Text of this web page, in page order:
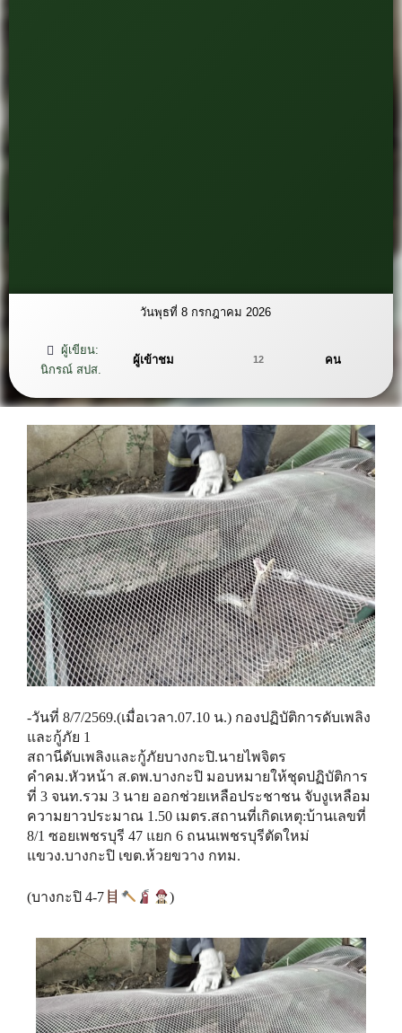
วันพุธที่ 8 กรกฎาคม 2026
ผู้เขียน:
นิกรณ์ สปส.
ผู้เข้าชม 12 คน
-วันที่ 8/7/2569.(เมื่อเวลา.07.10 น.) กองปฏิบัติการดับเพลิง
และกู้ภัย 1
สถานีดับเพลิงและกู้ภัยบางกะปิ.นายไพจิตร
คำคม.หัวหน้า ส.ดพ.บางกะปิ มอบหมายให้ชุดปฏิบัติการ
ที่ 3 จนท.รวม 3 นาย ออกช่วยเหลือประชาชน จับงูเหลือม
ความยาวประมาณ 1.50 เมตร.สถานที่เกิดเหตุ:บ้านเลขที่
8/1 ซอยเพชรบุรี 47 แยก 6 ถนนเพชรบุรีตัดใหม่
แขวง.บางกะปิ เขต.ห้วยขวาง กทม.
(บางกะปิ 4-7 )